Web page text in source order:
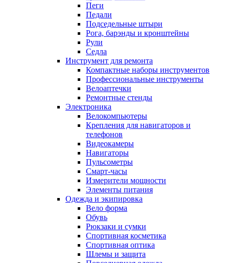
Пеги
Педали
Подседельные штыри
Рога, барэнды и кронштейны
Рули
Седла
Инструмент для ремонта
Компактные наборы инструментов
Профессиональные инструменты
Велоаптечки
Ремонтные стенды
Электроника
Велокомпьютеры
Крепления для навигаторов и
телефонов
Видеокамеры
Навигаторы
Пульсометры
Смарт-часы
Измерители мощности
Элементы питания
Одежда и экипировка
Вело форма
Обувь
Рюкзаки и сумки
Спортивная косметика
Спортивная оптика
Шлемы и защита